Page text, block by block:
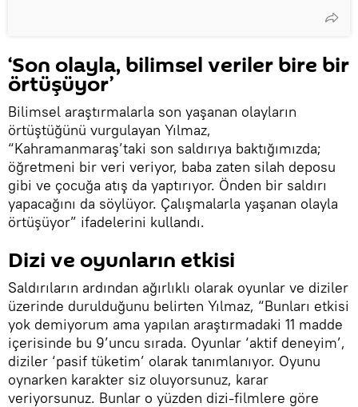
‘Son olayla, bilimsel veriler bire bir
örtüşüyor’
Bilimsel araştırmalarla son yaşanan olayların
örtüştüğünü vurgulayan Yılmaz,
“Kahramanmaraş’taki son saldırıya baktığımızda;
öğretmeni bir veri veriyor, baba zaten silah deposu
gibi ve çocuğa atış da yaptırıyor. Önden bir saldırı
yapacağını da söylüyor. Çalışmalarla yaşanan olayla
örtüşüyor” ifadelerini kullandı.
Dizi ve oyunların etkisi
Saldırıların ardından ağırlıklı olarak oyunlar ve diziler
üzerinde durulduğunu belirten Yılmaz, “Bunları etkisi
yok demiyorum ama yapılan araştırmadaki 11 madde
içerisinde bu 9’uncu sırada. Oyunlar ‘aktif deneyim’,
diziler ‘pasif tüketim’ olarak tanımlanıyor. Oyunu
oynarken karakter siz oluyorsunuz, karar
veriyorsunuz. Bunlar o yüzden dizi-filmlere göre